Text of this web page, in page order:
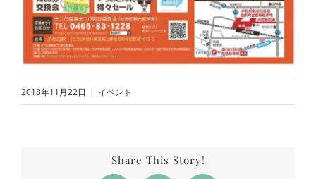
2018年11月22日 | イベント
Share This Story!